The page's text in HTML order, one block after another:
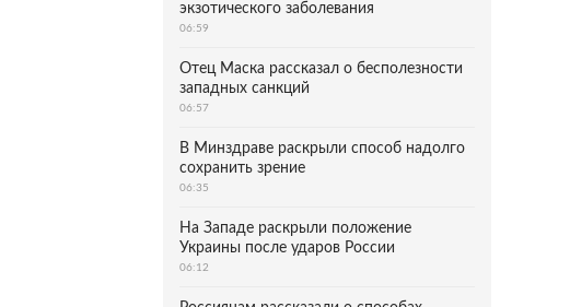
экзотического заболевания
06:59
Отец Маска рассказал о бесполезности
западных санкций
06:57
В Минздраве раскрыли способ надолго
сохранить зрение
06:35
На Западе раскрыли положение
Украины после ударов России
06:12